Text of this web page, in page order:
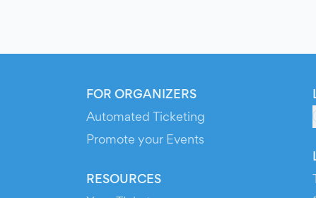
FOR ORGANIZERS
Automated Ticketing
Promote your Events
RESOURCES